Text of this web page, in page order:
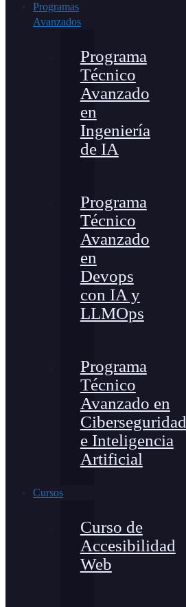
Programas
Avanzados
Programa
Técnico
Avanzado
en
Ingeniería
de IA
Programa
Técnico
Avanzado
en
Devops
con IA y
LLMOps
Programa
Técnico
Avanzado en
Ciberseguridad
e Inteligencia
Artificial
Cursos
Curso de
Accesibilidad
Web